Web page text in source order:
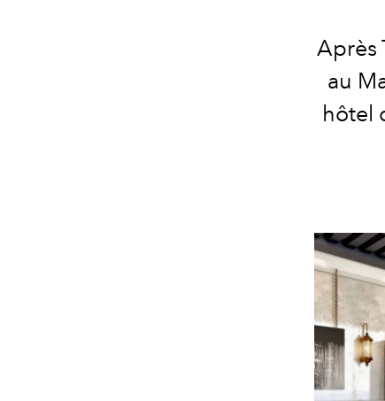
Après
au
hôtel